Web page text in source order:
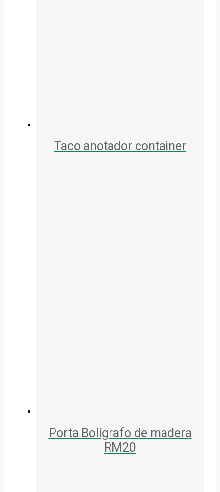
Taco anotador container
Porta Bolígrafo de madera
RM20